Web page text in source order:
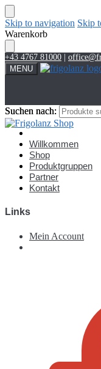
Skip to navigation Skip
Warenkorb
+43 4767 81000
MENU
Suchen nach:
Suchen nach:
Willkommen
Shop
Produktgruppen
Partner
Kontakt
Links
Mein Account